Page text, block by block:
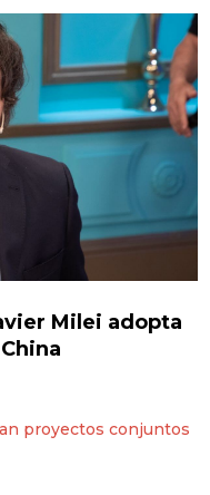
Milei adopta